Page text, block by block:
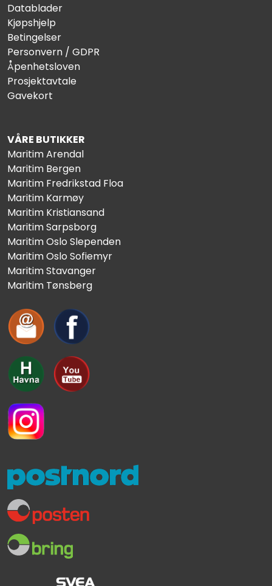
Datablader
Kjøpshjelp
Betingelser
Personvern / GDPR
Åpenhetsloven
Prosjektavtale
Gavekort
VÅRE BUTIKKER
Maritim Arendal
Maritim Bergen
Maritim Fredrikstad Floa
Maritim Karmøy
Maritim Kristiansand
Maritim Sarpsborg
Maritim Oslo Slependen
Maritim Oslo Sofiemyr
Maritim Stavanger
Maritim Tønsberg